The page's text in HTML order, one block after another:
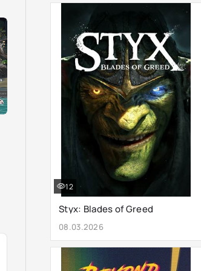
Styx: Blades of Greed
08.03.2026
12